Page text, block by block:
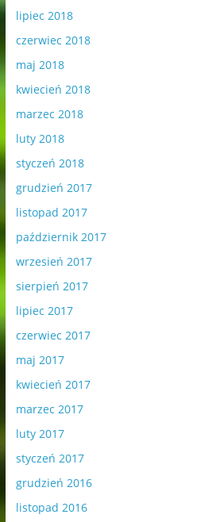
lipiec 2018
czerwiec 2018
maj 2018
kwiecień 2018
marzec 2018
luty 2018
styczeń 2018
grudzień 2017
listopad 2017
październik 2017
wrzesień 2017
sierpień 2017
lipiec 2017
czerwiec 2017
maj 2017
kwiecień 2017
marzec 2017
luty 2017
styczeń 2017
grudzień 2016
listopad 2016